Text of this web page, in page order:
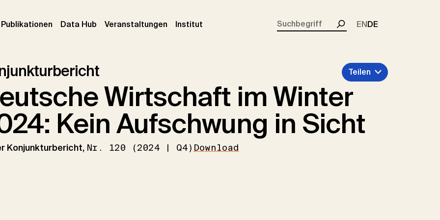
Publikationen (current)
Data Hub Veranstaltungen (current)
Institut
Suchen
ENDE
Wirtschaft im Winter
Kein Aufschwung in Sicht
Konjunkturbericht, Nr. 120 (2024 | Q4) Download
Teilen